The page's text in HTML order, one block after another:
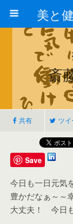
斎
共有 ツイ
Save
今日も一日元気
豊かだなぁ～～
大丈夫！ 今日